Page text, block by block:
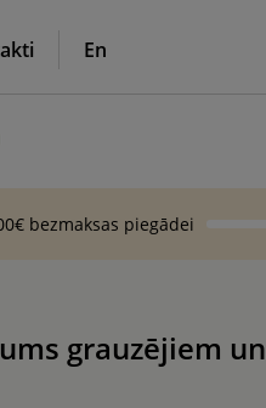
En
bezmaksas piegādei
grauzējiem un